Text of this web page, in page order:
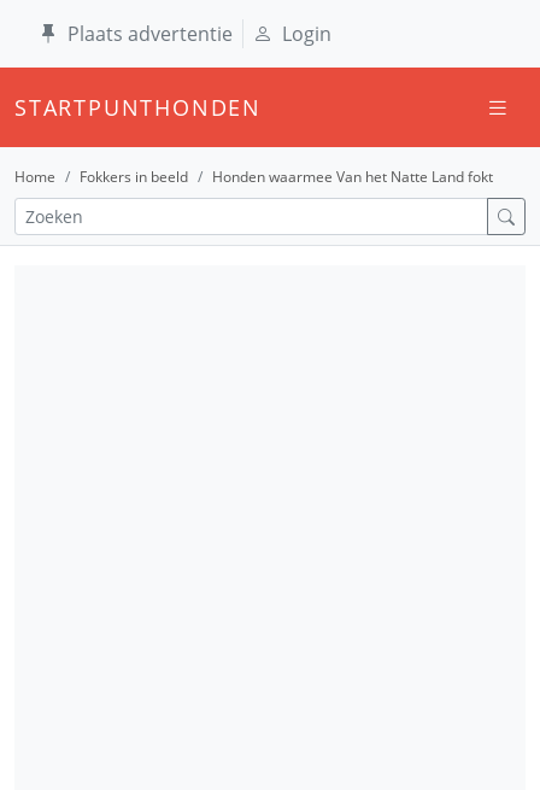
Plaats advertentie Login
STARTPUNTHONDEN
Home Fokkers in beeld Honden waarmee Van het Natte Land fokt